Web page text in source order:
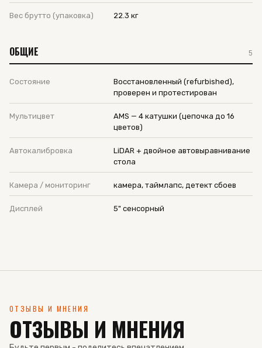
Вес брутто (упаковка) 22.3 кг
ОБЩИЕ 5
Состояние
Восстановленный (refurbished),
проверен и протестирован
Мультицвет
AMS — 4 катушки (цепочка до 16
цветов)
Автокалибровка
LiDAR + двойное автовыравнивание
стола
Камера / мониторинг камера, таймлапс, детект сбоев
Дисплей 5" сенсорный
ОТЗЫВЫ И МНЕНИЯ
ОТЗЫВЫ И МНЕНИЯ